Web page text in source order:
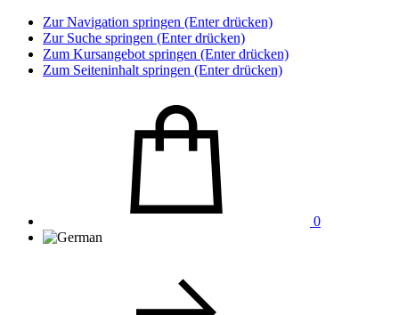
Zur Navigation springen (Enter drücken)
Zur Suche springen (Enter drücken)
Zum Kursangebot springen (Enter drücken)
Zum Seiteninhalt springen (Enter drücken)
0